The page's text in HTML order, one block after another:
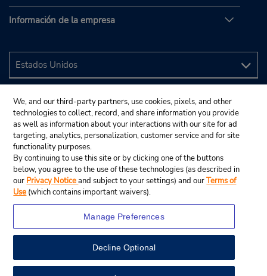
View Map
Información de la empresa
© 2024 Budget Rent A Car System, Inc.
We, and our third-party partners, use cookies, pixels, and other
technologies to collect, record, and share information you provide
as well as information about your interactions with our site for ad
targeting, analytics, personalization, customer service and for site
functionality purposes.
By continuing to use this site or by clicking one of the buttons
below, you agree to the use of these technologies (as described in
our Privacy Noticeand subject to your settings) and ourTerms of
Use (which contains important waivers).
Manage Preferences
Decline Optional